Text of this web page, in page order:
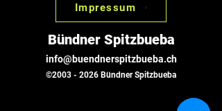
Impressum
Bündner Spitzbueba
info@buendnerspitzbueba.ch
©2003 - 2026 Bündner Spitzbueba